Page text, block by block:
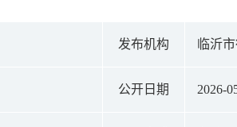
发布机构 临沂
公开日期 2026-